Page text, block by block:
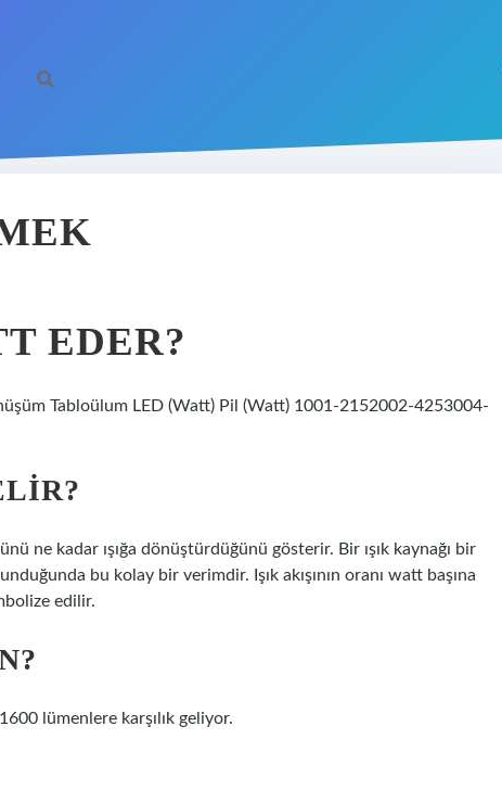
EDER?
Tabloülum LED (Watt) Pil (Watt) 1001-2152002-4253004-
ne kadar ışığa dönüştürdüğünü gösterir. Bir ışık kaynağı bir
bu kolay bir verimdir. Işık akışının oranı watt başına
edilir.
lümenlere karşılık geliyor.